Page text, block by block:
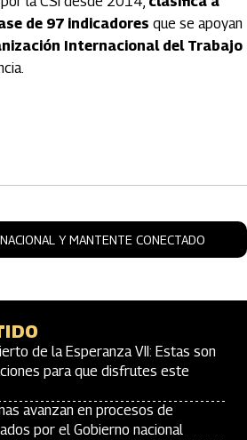
de 97 indicadores que se apoyan
Internacional del Trabajo
Y MANTENTE CONECTADO
de la Esperanza VII: Estas son
para que disfrutes este
avanzan en procesos de
por el Gobierno nacional